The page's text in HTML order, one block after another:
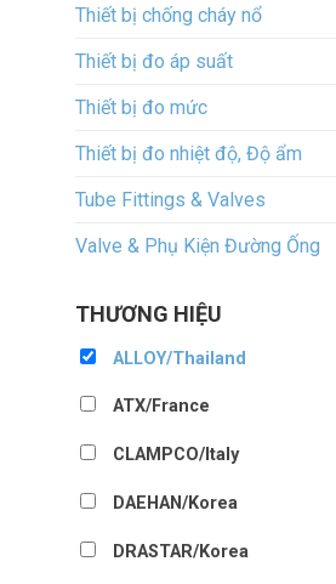
Thiết bị chống cháy nổ
Thiết bị đo áp suất
Thiết bị đo mức
Thiết bị đo nhiệt độ, Độ ẩm
Tube Fittings & Valves
Valve & Phụ Kiện Đường Ống
THƯƠNG HIỆU
ALLOY/Thailand
ATX/France
CLAMPCO/Italy
DAEHAN/Korea
DRASTAR/Korea